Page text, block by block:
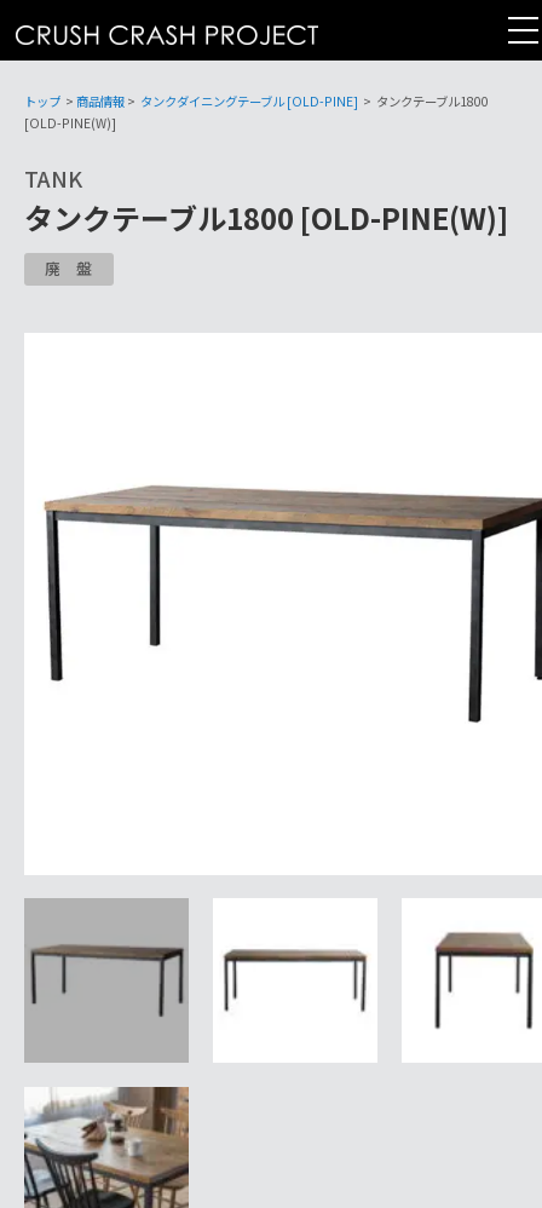
テ
トップ > 商品情報> タンクダイニングテーブル [OLD-PINE] > タンクテーブル1800
[OLD-PINE(W)]
TANK
タンクテーブル1800 [OLD-PINE(W)]
廃盤